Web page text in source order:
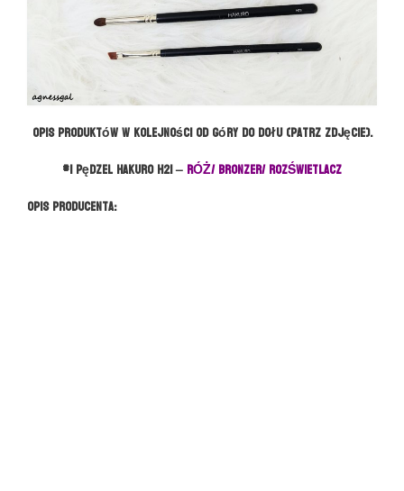
Opis produktów w kolejności od góry do dołu (patrz zdjęcie).
#1 pędzel HAKURO H21 – RÓŻ/ BRONZER/ ROZŚWIETLACZ
Opis producenta: